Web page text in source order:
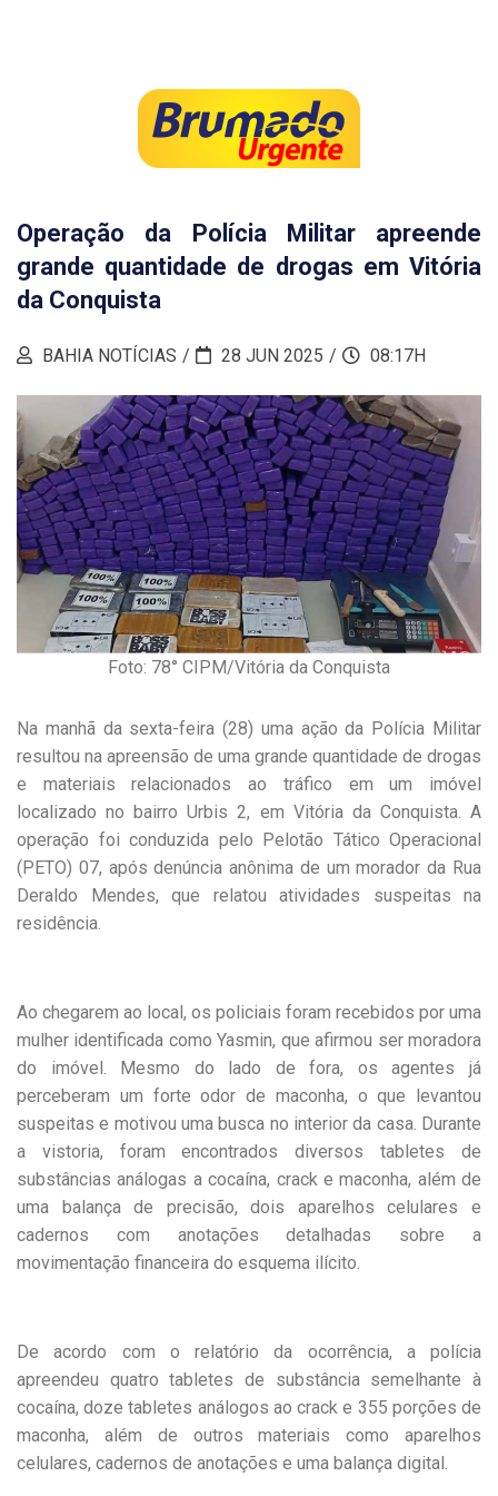
Operação da Polícia Militar apreende
grande quantidade de drogas em Vitória
da Conquista
BAHIA NOTÍCIAS 28 JUN 2025 08:17H
Foto: 78° CIPM/Vitória da Conquista
Na manhã da sexta-feira (28) uma ação da Polícia Militar
resultou na apreensão de uma grande quantidade de drogas
e materiais relacionados ao tráfico em um imóvel
localizado no bairro Urbis 2, em Vitória da Conquista. A
operação foi conduzida pelo Pelotão Tático Operacional
(PETO) 07, após denúncia anônima de um morador da Rua
Deraldo Mendes, que relatou atividades suspeitas na
residência.
Ao chegarem ao local, os policiais foram recebidos por uma
mulher identificada como Yasmin, que afirmou ser moradora
do imóvel. Mesmo do lado de fora, os agentes já
perceberam um forte odor de maconha, o que levantou
suspeitas e motivou uma busca no interior da casa. Durante
a vistoria, foram encontrados diversos tabletes de
substâncias análogas a cocaína, crack e maconha, além de
uma balança de precisão, dois aparelhos celulares e
cadernos com anotações detalhadas sobre a
movimentação financeira do esquema ilícito.
De acordo com o relatório da ocorrência, a polícia
apreendeu quatro tabletes de substância semelhante à
cocaína, doze tabletes análogos ao crack e 355 porções de
maconha, além de outros materiais como aparelhos
celulares, cadernos de anotações e uma balança digital.